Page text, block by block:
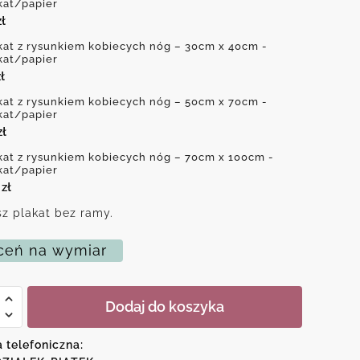
papier
z rysunkiem kobiecych nóg – 30cm x 40cm -
papier
z rysunkiem kobiecych nóg – 50cm x 70cm -
papier
z rysunkiem kobiecych nóg – 70cm x 100cm -
papier
zł
plakat bez ramy.
na wymiar
Dodaj do koszyka
telefoniczna: